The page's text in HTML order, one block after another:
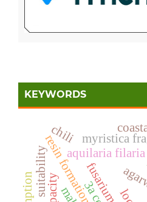
KEYWORDS
aquilaria filaria
resin formation
suitability
myristica
chili